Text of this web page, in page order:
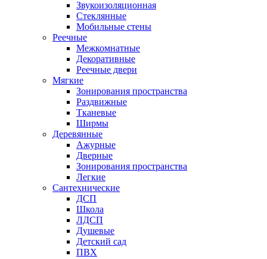
Звукоизоляционная
Стеклянные
Мобильные стены
Реечные
Межкомнатные
Декоративные
Реечные двери
Мягкие
Зонирования пространства
Раздвижные
Тканевые
Ширмы
Деревянные
Ажурные
Дверные
Зонирования пространства
Легкие
Сантехнические
ДСП
Школа
ЛДСП
Душевые
Детский сад
ПВХ